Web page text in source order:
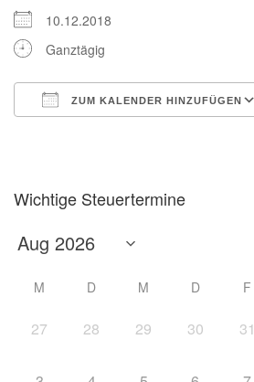
10.12.2018
Ganztägig
ZUM KALENDER HINZUFÜGEN
Wichtige Steuertermine
M D M D F
27 28 29 30 31